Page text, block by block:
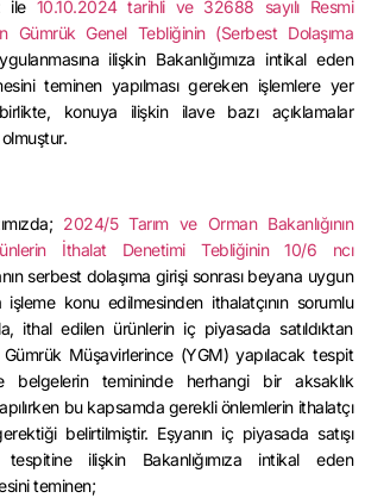
ile 10.10.2024 tarihli ve 32688 sayılı Resmi
Gümrük Genel Tebliğinin (Serbest Dolaşıma
ilişkin Bakanlığımıza intikal eden
teminen yapılması gereken işlemlere yer
konuya ilişkin ilave bazı açıklamalar
olmuştur.
2024/5 Tarım ve Orman Bakanlığının
İthalat Denetimi Tebliğinin 10/6 ncı
serbest dolaşıma girişi sonrası beyana uygun
işleme konu edilmesinden ithalatçının sorumlu
ithal edilen ürünlerin iç piyasada satıldıktan
Müşavirlerince (YGM) yapılacak tespit
temininde herhangi bir aksaklık
bu kapsamda gerekli önlemlerin ithalatçı
belirtilmiştir. Eşyanın iç piyasada satışı
tespitine ilişkin Bakanlığımıza intikal eden
teminen;